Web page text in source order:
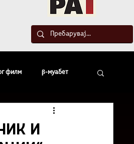
филм β-муабет
и